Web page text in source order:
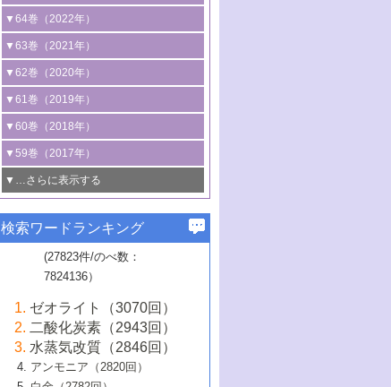
3号 有機分子変換やCO 資源化のための
光触媒に関する最近の研究
B号 第137回触媒討論会（2026年）
2号 水素製造のための水分解技術に関す
る最近の研究
3号 オレフィン系樹脂の精密合成に関す
る最新技術
4号 アルコール類の効率的変換を実現す
る非貴金属触媒の研究動向
5号 ゼオライトの合成と応用における研
究動向
6号 ヘテロ接合界面
B号 第135回触媒討論会（2025年）
2号 規制反応場を活用した固体触媒研究
の新展開
3号 未踏分子変換を目指した酸化触媒プ
ロセスの最前線
4号 シンクロトロン放射光および中性子
線を利用した触媒解析技術の最先端
5号 単原子触媒
6号 参照触媒委員会からのお知らせ
B号 第133回触媒討論会（2023年）
1号 炭素が関わる触媒機能
2号 プラスチックケミカルリサイクルの
ための触媒技術
3号 非酸化物系金属化合物を基盤とした
触媒材料の開発
4号 格子酸素・格子酸素欠陥を利用した
触媒反応
5号 生体触媒によるエネルギー変換反応
6号 窒素とリンの循環のための触媒・機
能性材料
▼64巻（2022年）
1号 合成ガス製造とCOを用いるケミカル
ズ合成の最新動向
2号 化学品合成のための合金触媒開発
3号 CO の排出削減および有効活用のた
めの触媒技術
4号 若手による情報発信企画～とびたて
若き触媒の研究者たち～（1）
若き触媒の研究者たち～（2）
6号 石油のノーブル・ユースを志向した
触媒技術
大学：オンライン・対面開催）
▼63巻（2021年）
1号 金触媒の新展開
2号 ペロブスカイト
3号 特殊反応場を利用した触媒的分子変
換反応
4号 多孔質材料を用いた触媒の新展開
5号 情報学的手法を用いた触媒開発
6号 カーボンニュートラルに向けた電解
技術
B号 第127回触媒討論会（2021年・オン
ライン開催(Zoom)のみ）
▼62巻（2020年）
1号 触媒設計を拓く欠陥構造のキャラク
タリゼーション
2号 機能化学品製造に資するクリーンな
触媒的酸化反応
3号 水処理のための触媒化学
4号 光触媒を用いた水分解の最新の研究
動向
5号 次世代の触媒プロセスを支えるマイ
6号 メタン転換技術の最新動向
B号 第125回触媒討論会（2020年・工学
院大学）
▼61巻（2019年）
1号 物質移動制御に着目した触媒プロセ
ス開発
2号 CO2 フリー水素サプライチェーンに
関わる触媒開発動向
3号 精密高分子合成に関する最近の研究
動向
4号 バイオマス化成品製造のための触媒
5号 固体触媒による含窒素有機化合物変
換の最前線
6号 貴金属使用量低減に向けた自動車排
ガス浄化触媒の開発
▼60巻（2018年）
1号 固体酸触媒の最新の研究動向
2号 二酸化炭素からの有用化学品合成
3号 ナノ粒子・クラスター触媒の最前線
4号 60周年記念企画
5号 進化するゼオライト合成技術
6号 非貴金属系触媒における電気化学的
B号 第121回触媒討論会（2018年・東京
大学）
▼59巻（2017年）
1号 いたるところに，触媒
最先端技術
3号 無機分離膜材料の開発と触媒反応プ
ロセスへの適用
5号 水素のふるまいを解き明かす最先端
研究
6号 低級アルカンの有効利用のための触
媒技術
▼…さらに表示する
1号 ユニークな構造の高分子を生み出す触
2号 リグニンからの化成品製造に向けた触
媒技術
3号 触媒研究の最先端～とびたて若き研究
者たち～（1）
4号 触媒研究の最先端～とびたて若き研究
▼57巻（2015年）
1号 水素キャリアにかかわる触媒技術の新
2号 石油精製用触媒の最近の進展
3号 固体酸化物形燃料電池（SOFC）におけ
るアノード触媒上での燃料直接改質技術
4号 コアシェル構造の制御による触媒機能
▼56巻（2014年）
2号 光触媒反応機構に関する最新の研究動
向
開発動向
1号 高耐久性燃料電池システム用触媒にお
ける新展開
2号 リビングラジカル重合の最近の動向
▼54巻（2012年）
1号 規則性多孔体の利用技術における最近
の進歩
▼53巻（2011年）
1号 金属学から見る合金触媒の新展開
▼52巻（2010年）
検索ワードランキング
(27823件/のべ数：
7824136）
ゼオライト（3070回）
二酸化炭素（2943回）
水蒸気改質（2846回）
アンモニア（2820回）